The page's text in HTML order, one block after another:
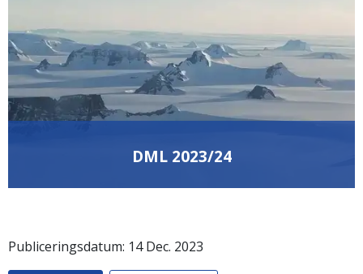
DML 2023/24
Publiceringsdatum: 14 Dec. 2023